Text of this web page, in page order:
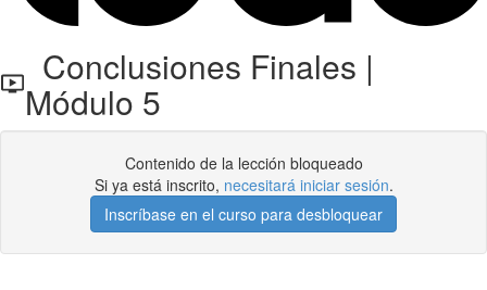
Conclusiones Finales |
Módulo 5
Contenido de la lección bloqueado
Si ya está inscrito, necesitará iniciar sesión.
Inscríbase en el curso para desbloquear